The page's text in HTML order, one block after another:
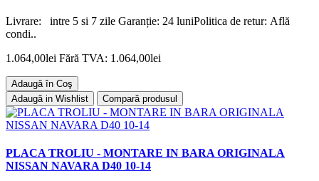
Livrare: intre 5 si 7 zile Garanție: 24 luniPolitica de retur: Află
condi..
1.064,00lei Fără TVA: 1.064,00lei
Adaugă în Coş
Adaugă in Wishlist
Compară produsul
PLACA TROLIU - MONTARE IN BARA ORIGINALA
NISSAN NAVARA D40 10-14